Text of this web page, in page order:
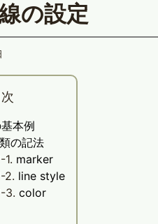
の設定
本例
の記法
marker
line style
color